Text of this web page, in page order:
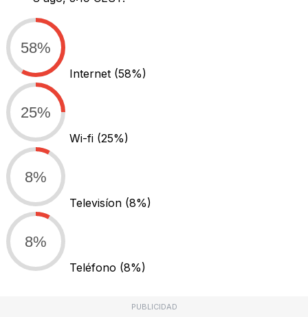
58%
Internet (58%)
25%
Wi-fi (25%)
8%
Televisíon (8%)
8%
Teléfono (8%)
PUBLICIDAD